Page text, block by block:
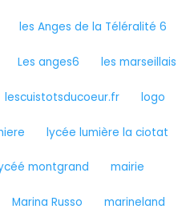
les Anges de la Téléralité 6
Les anges6 les marseillais
lescuistotsducoeur.fr logo
lycée lumière la ciotat
montgrand mairie
Marina Russo marineland